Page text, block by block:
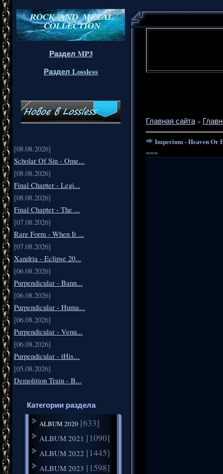
Раздел MP3
Раздел Lossless
[08.08.2026]
Scholar Of Sin - Ome...
[08.08.2026]
Final Chapter - Legi...
[08.08.2026]
Final Chapter - The ...
[07.08.2026]
Rare Form - When It ...
[07.08.2026]
Xandria - Eclipse 20...
[06.08.2026]
Purpendicular - Bann...
[06.08.2026]
Purpendicular - Huma...
[06.08.2026]
Purpendicular - Venu...
[06.08.2026]
Purpendicular - tHis...
[05.08.2026]
Demolition Train - B...
Категории раздела
ALBUM 2020 [633]
ALBUM 2021 [1090]
ALBUM 2022 [1445]
ALBUM 2023 [1598]
Главная сайта»
Imperium - Heaven Or
===